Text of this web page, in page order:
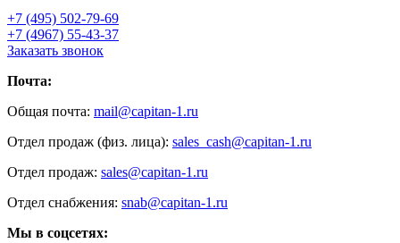
+7 (495) 502-79-69
+7 (4967) 55-43-37
Заказать звонок
Почта:
Общая почта: mail@capitan-1.ru
Отдел продаж (физ. лица): sales_cash@capitan-1.ru
Отдел продаж: sales@capitan-1.ru
Отдел снабжения: snab@capitan-1.ru
Мы в соцсетях: